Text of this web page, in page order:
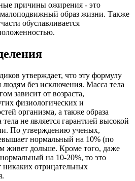
причины ожирения - это
образ жизни. Также
обуславливается
утверждает, что эту формулу
людям без исключения. Масса тела
зависит от возраста,
физиологических и
организма, а также образа
не является гарантией высокой
По утверждению ученых,
нормальный на 10% (по
живет дольше. Кроме того, даже
на 10-20%, то это
никаких отрицательных